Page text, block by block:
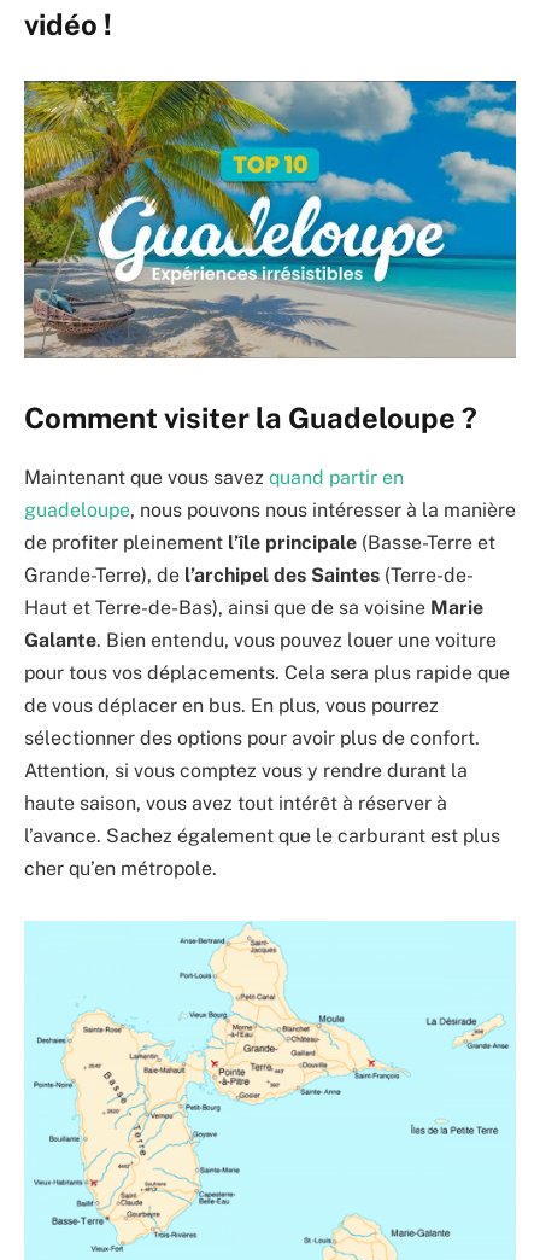
vidéo !
Comment visiter la Guadeloupe ?
Maintenant que vous savez quand partir en
guadeloupe, nous pouvons nous intéresser à la manière
de profiter pleinement l’île principale (Basse-Terre et
Grande-Terre), de l’archipel des Saintes (Terre-de-
Haut et Terre-de-Bas), ainsi que de sa voisine Marie
Galante. Bien entendu, vous pouvez louer une voiture
pour tous vos déplacements. Cela sera plus rapide que
de vous déplacer en bus. En plus, vous pourrez
sélectionner des options pour avoir plus de confort.
Attention, si vous comptez vous y rendre durant la
haute saison, vous avez tout intérêt à réserver à
l’avance. Sachez également que le carburant est plus
cher qu’en métropole.